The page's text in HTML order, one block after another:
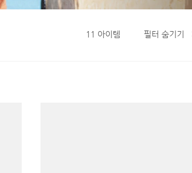
11 아이템 필터 숨기기